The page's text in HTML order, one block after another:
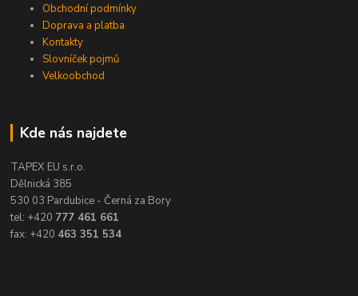
Obchodní podmínky
Doprava a platba
Kontakty
Slovníček pojmů
Velkoobchod
Kde nás najdete
TAPEX EU s.r.o.
Dělnická 385
530 03 Pardubice - Černá za Bory
tel: +420 777 461 661
fax: +420 463 351 534